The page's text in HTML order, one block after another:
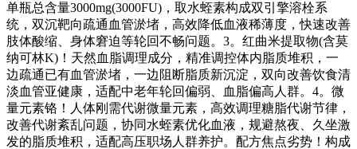
单瓶总含量3000mg(3000FU)，取水蛭素构成双引擎溶栓系
统，双沉靶向疏通血管淤堵，高效降低血液稀薄度，快速改善
肢体酸缩、身体窘迫等轮回不畅问题。3。红曲米提取物(含莫
纳可林K)！天然血脂调理成分，精准调控体内脂质堆积，一
边疏通已有血管淤堵，一边阻断脂质新沉淀，双向改善饮食清
淡血管亚健康，适配中老年轮回偏弱、血脂偏高人群。4。微
量元素铬！人体刚需代谢微量元素，高效调理糖脂代谢节律，
改善代谢紊乱问题，协同水蛭素优化血液，规避熬夜、久坐激
发的脂质堆积，适配高压职场人群养护。配方焦点劣势！构成